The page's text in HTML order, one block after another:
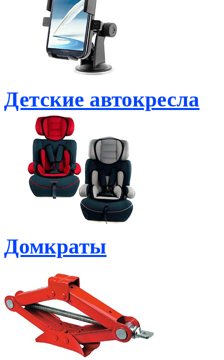
Детские автокресла
Домкраты